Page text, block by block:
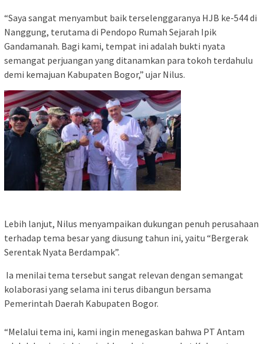
‎“Saya sangat menyambut baik terselenggaranya HJB ke-544 di
Nanggung, terutama di Pendopo Rumah Sejarah Ipik
Gandamanah. Bagi kami, tempat ini adalah bukti nyata
semangat perjuangan yang ditanamkan para tokoh terdahulu
demi kemajuan Kabupaten Bogor,” ujar Nilus.
‎Lebih lanjut, Nilus menyampaikan dukungan penuh perusahaan
terhadap tema besar yang diusung tahun ini, yaitu “Bergerak
Serentak Nyata Berdampak”.
Ia menilai tema tersebut sangat relevan dengan semangat
kolaborasi yang selama ini terus dibangun bersama
Pemerintah Daerah Kabupaten Bogor.
‎“Melalui tema ini, kami ingin menegaskan bahwa PT Antam